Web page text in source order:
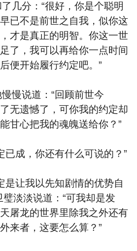
几分：“很好，你是个聪明
已不是前世之自我，似你这
才是真正的明智。你这一世
了，我可以再给你一点时间
便开始履行约定吧。”
慢说道：“回顾前世今
无遗憾了，可你我的约定却
甘心把我的魂魄送给你？”
成，你还有什么可说的？”
让我以先知剧情的优势自
淡淡说道：“可我却是发
屠龙的世界里除我之外还有
来者，这要怎么算？”